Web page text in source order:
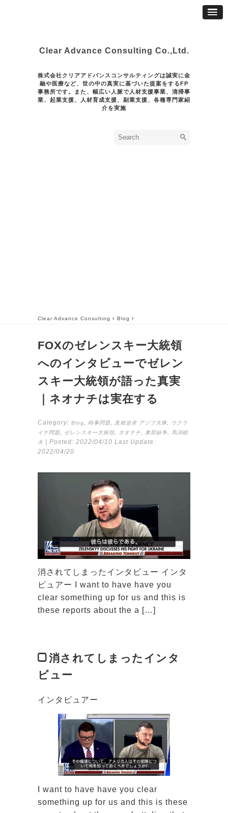
Clear Advance Consulting Co.,Ltd.
株式会社クリアアドバンスコンサルティングは誠実に金
融や医療など、世の中の真実に基づいた提案をするFP
事務所です。また、幅広い人脈で人材支援事業、清掃事
業、起業支援、人材育成支援、副業支援、各種専門家紹
介を実施
Clear Advance Consulting Blog
FOXのゼレンスキー大統領
へのインタビューでゼレン
スキー大統領が語った真実
｜ネオナチは実在する
Category: Blog 時事問題 真相追求 アゾフ大隊
ウクラ
イナ問題
ゼレンスキー大統領, ネオナチ 東部紛争
馬渕睦
夫 | Posted: 2022/04/10 Last Update:
2022/04/20
消されてしまったインタビュー インタ
ビュアー I want to have have you
clear something up for us and this is
these reports about the a […]
消されてしまったインタ
ビュー
インタビュアー
I want to have have you clear
something up for us and this is these